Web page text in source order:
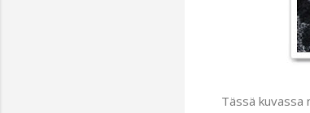
Tässä kuvassa